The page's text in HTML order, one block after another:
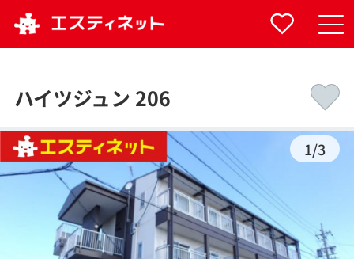
ハイツジュン 206
1/3